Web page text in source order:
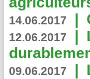
14.06.2017 |
12.06.2017 |
09.06.2017 |